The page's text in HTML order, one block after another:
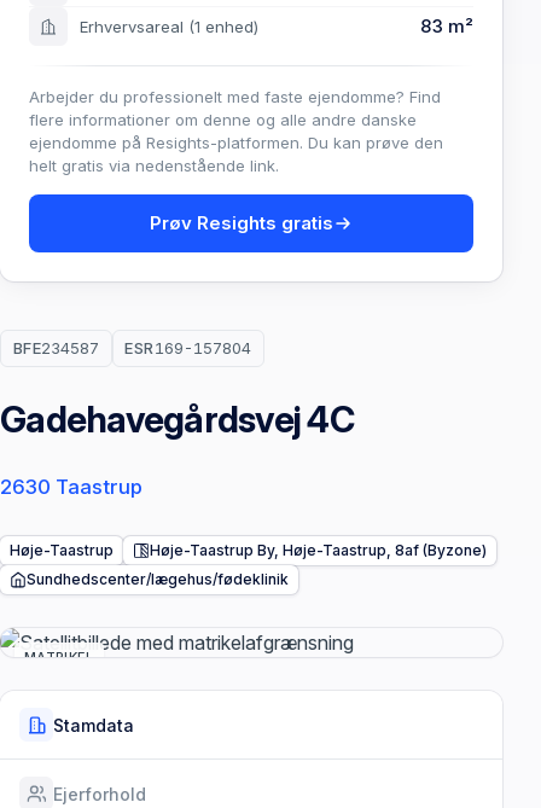
BFE234587 ESR169-157804
Gadehavegårdsvej 4C
2630 Taastrup
Høje-Taastrup
Høje-Taastrup By, Høje-Taastrup, 8af (Byzone)
Sundhedscenter/lægehus/fødeklinik
MATRIKEL
Stamdata
Ejerforhold
Erhvervsareal (1 enhed) 83 m²
Arbejder du professionelt med faste ejendomme? Find
flere informationer om denne og alle andre danske
ejendomme på Resights-platformen. Du kan prøve den
helt gratis via nedenstående link.
Prøv Resights gratis